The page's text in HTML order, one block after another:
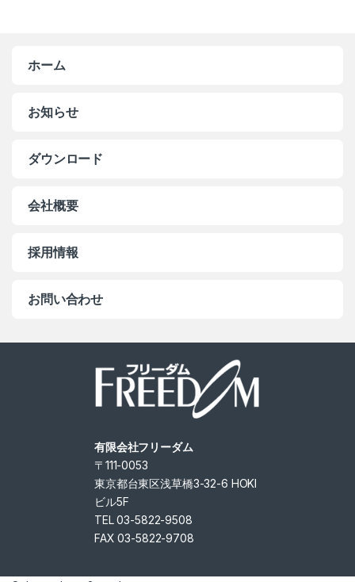
ホーム
お知らせ
ダウンロード
会社概要
採用情報
お問い合わせ
有限会社フリーダム
〒111-0053
東京都台東区浅草橋3-32-6 HOKI
ビル5F
TEL 03-5822-9508
FAX 03-5822-9708